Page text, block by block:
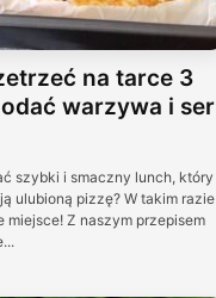
na tarce 3
warzywa i ser
szybki i smaczny lunch, który
ulubioną pizzę? W takim razie
miejsce! Z naszym przepisem